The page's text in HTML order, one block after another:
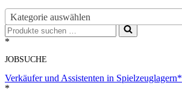
Kategorie auswählen
Suchen
nach …
*
JOBSUCHE
Verkäufer und Assistenten in Spielzeuglagern*
*